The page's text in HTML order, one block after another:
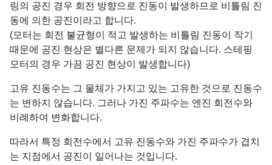
링의 공진 경우 회전 방향으로 진동이 발생하므로 비틀림 진
동에 의한 공진이라고 합니다.
(모터는 회전 불균형이 적고 발생하는 비틀림 진동이 작기
때문에 공진 현상은 별다른 문제가 되지 않습니다. 스테핑
모터의 경우 가끔 공진 현상이 발생합니다)
고유 진동수는 그 물체가 가지고 있는 고유한 것으로 진동수
는 변하지 않습니다. 그러나 가진 주파수는 엔진 회전수와
비례하여 변화합니다.
따라서 특정 회전수에서 고유 진동수와 가진 주파수가 겹치
는 지점에서 공진이 일어나는 것입니다.